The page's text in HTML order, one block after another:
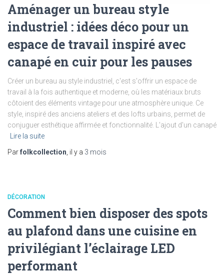
Aménager un bureau style
industriel : idées déco pour un
espace de travail inspiré avec
canapé en cuir pour les pauses
Créer un bureau au style industriel, c'est s'offrir un espace de
travail à la fois authentique et moderne, où les matériaux bruts
côtoient des éléments vintage pour une atmosphère unique. Ce
style, inspiré des anciens ateliers et des lofts urbains, permet de
conjuguer esthétique affirmée et fonctionnalité. L'ajout d'un canapé
Lire la suite
Parfolkcollection , il y a 3 mois
DÉCORATION
Comment bien disposer des spots
au plafond dans une cuisine en
privilégiant l’éclairage LED
performant